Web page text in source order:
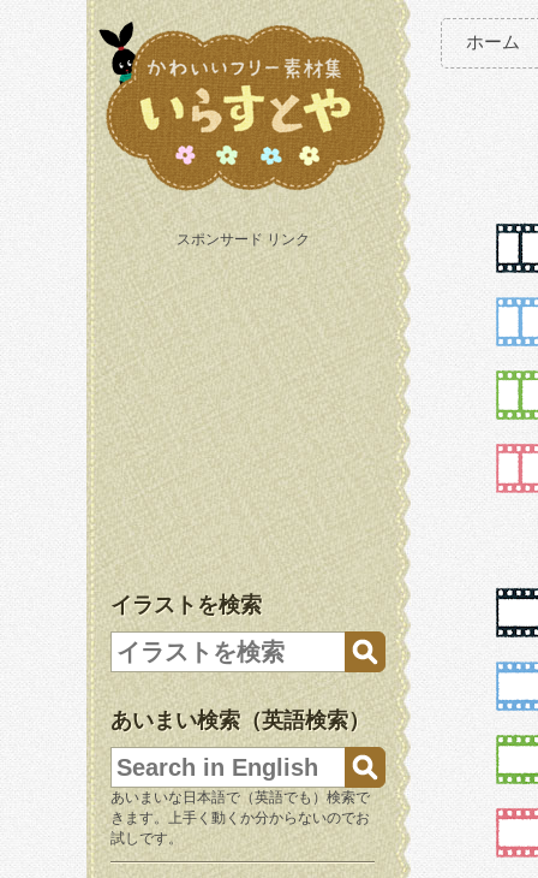
スポンサード リンク
イラストを検索
あいまい検索（英語検索）
あいまいな日本語で（英語でも）検索で
きます。上手く動くか分からないのでお
試しです。
ホーム